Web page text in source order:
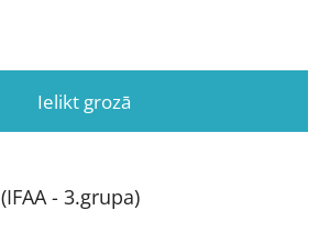
Ielikt grozā
(IFAA - 3.grupa)